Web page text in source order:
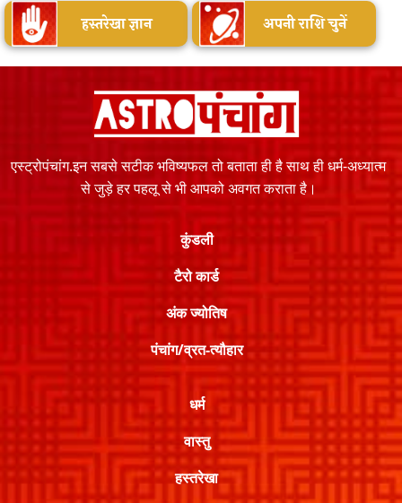
हस्तरेखा ज्ञान अपनी राशि चुनें
एस्ट्रोपंचांग.इन सबसे सटीक भविष्यफल तो बताता ही है साथ ही धर्म-अध्यात्म
से जुड़े हर पहलू से भी आपको अवगत कराता है।
कुंडली
टैरो कार्ड
अंक ज्योतिष
पंचांग/व्रत-त्यौहार
धर्म
वास्तु
हस्तरेखा